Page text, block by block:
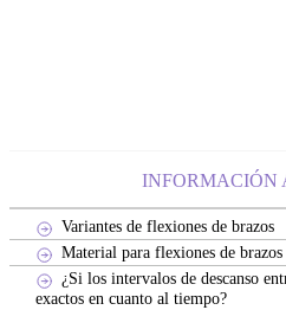
INFORMACIÓN
Variantes de flexiones de brazos
Material para flexiones de brazos
¿Si los intervalos de descanso
exactos en cuanto al tiempo?